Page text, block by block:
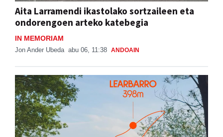
Aita Larramendi ikastolako sortzaileen eta
ondorengoen arteko katebegia
IN MEMORIAM
Jon Ander Ubeda abu 06, 11:38 ANDOAIN